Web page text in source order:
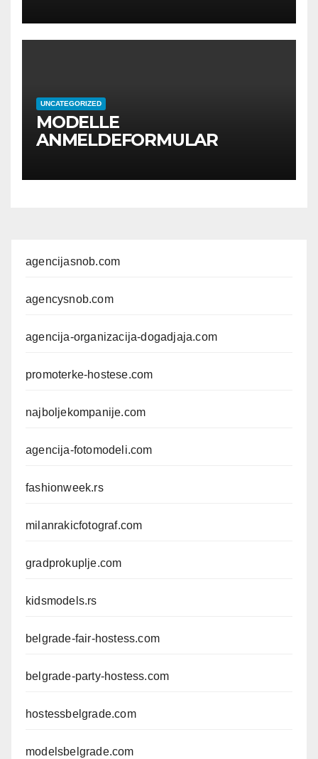
UNCATEGORIZED
MODELLE
ANMELDEFORMULAR
agencijasnob.com
agencysnob.com
agencija-organizacija-dogadjaja.com
promoterke-hostese.com
najboljekompanije.com
agencija-fotomodeli.com
fashionweek.rs
milanrakicfotograf.com
gradprokuplje.com
kidsmodels.rs
belgrade-fair-hostess.com
belgrade-party-hostess.com
hostessbelgrade.com
modelsbelgrade.com